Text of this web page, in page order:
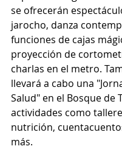
se ofrecerán
jarocho, danza
funciones de cajas
proyección de
charlas en el metro.
llevará a cabo una
Salud" en el Bosque de
actividades como
nutrición,
más.